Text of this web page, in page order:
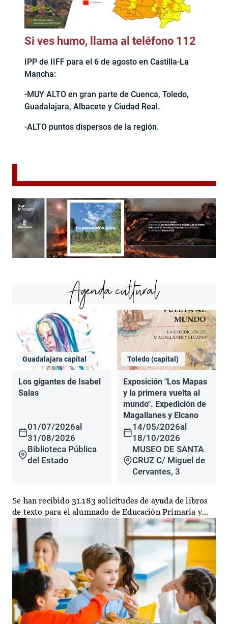
Si ves humo, llama al teléfono 112
IPP de IIFF para el 6 de agosto en Castilla-La
Mancha:
-MUY ALTO en gran parte de Cuenca, Toledo,
Guadalajara, Albacete y Ciudad Real.
-ALTO puntos dispersos de la región.
Agenda cultural
Guadalajara capital
Los gigantes de Isabel
Salas
01/07/2026al
31/08/2026
Biblioteca Pública
del Estado
Toledo (capital)
Exposición "Los Mapas
y la primera vuelta al
mundo". Expedición de
Magallanes y Elcano
14/05/2026al
18/10/2026
MUSEO DE SANTA
CRUZ C/ Miguel de
Cervantes, 3
Se han recibido 31.183 solicitudes de ayuda de libros
de texto para el alumnado de Educación Primaria y...